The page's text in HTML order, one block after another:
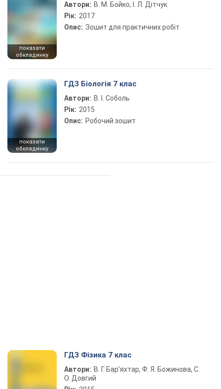
показати
обкладинку
Автори: В. М. Бойко, І. Л. Дітчук
Рік: 2017
Опис: Зошит для практичних робіт
показати
обкладинку
ГДЗ Біологія 7 клас
Автори: В. І. Соболь
Рік: 2015
Опис: Робочий зошит
ГДЗ Фізика 7 клас
Автори: В. Г. Бар’яхтар, Ф. Я. Божинова, С.
О. Довгий